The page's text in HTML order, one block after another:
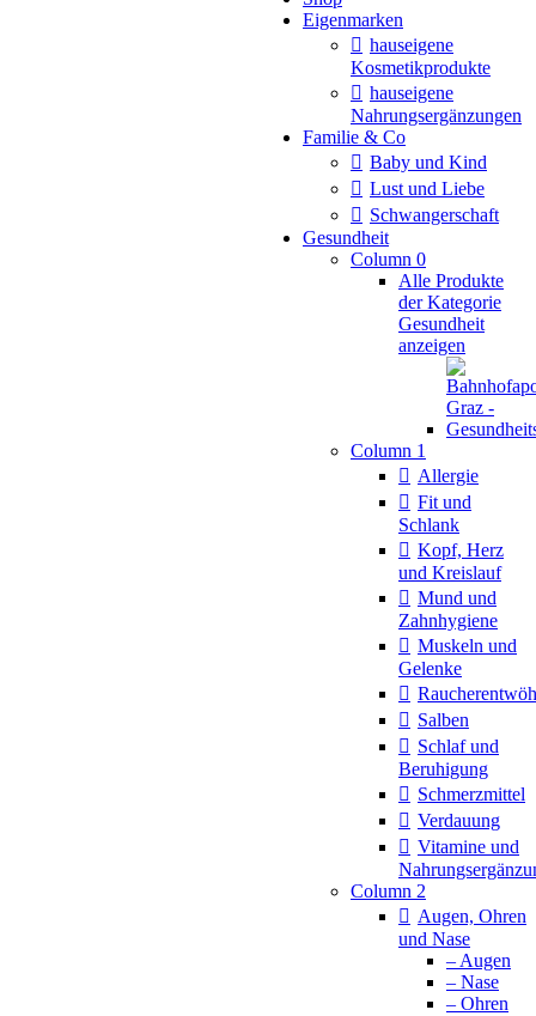
Eigenmarken
hauseigene
Kosmetikprodukte
hauseigene
Nahrungsergänzungen
Familie & Co
Baby und Kind
Lust und Liebe
Schwangerschaft
Gesundheit
Column 0
Alle Produkte
der Kategorie
Gesundheit
anzeigen
Column 1
Allergie
Fit und
Schlank
Kopf, Herz
und Kreislauf
Mund und
Zahnhygiene
Muskeln und
Gelenke
Salben
Schlaf und
Beruhigung
Schmerzmittel
Verdauung
Vitamine und
Column 2
Augen, Ohren
und Nase
– Augen
– Nase
– Ohren